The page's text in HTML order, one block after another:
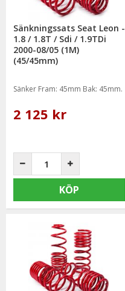
Sänkningssats Seat Leon -
1.8 / 1.8T / Sdi / 1.9TDi
2000-08/05 (1M)
(45/45mm)
Sänker Fram: 45mm Bak: 45mm.
2 125 kr
KÖP